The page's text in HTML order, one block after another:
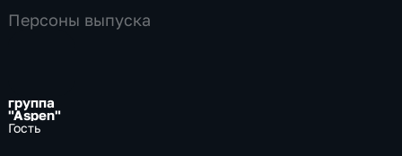
Персоны выпуска
группа
"Aspen"
Гость